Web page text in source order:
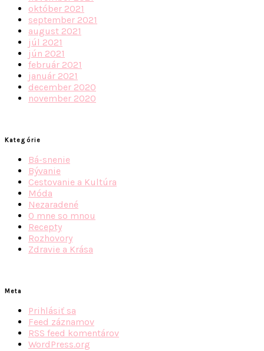
október 2021
september 2021
august 2021
júl 2021
jún 2021
február 2021
január 2021
december 2020
november 2020
Kategórie
Bá-snenie
Bývanie
Cestovanie a Kultúra
Móda
Nezaradené
O mne so mnou
Recepty
Rozhovory
Zdravie a Krása
Meta
Prihlásiť sa
Feed záznamov
RSS feed komentárov
WordPress.org